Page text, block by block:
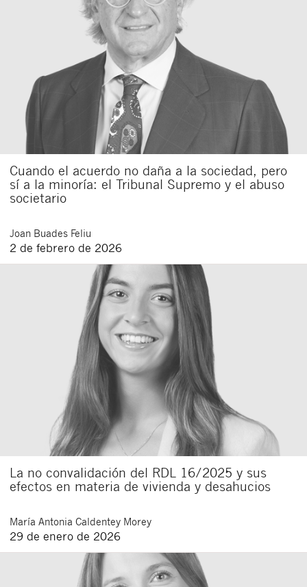
Cuando el acuerdo no daña a la sociedad, pero
sí a la minoría: el Tribunal Supremo y el abuso
societario
Joan Buades Feliu
2 de febrero de 2026
La no convalidación del RDL 16/2025 y sus
efectos en materia de vivienda y desahucios
María Antonia Caldentey Morey
29 de enero de 2026